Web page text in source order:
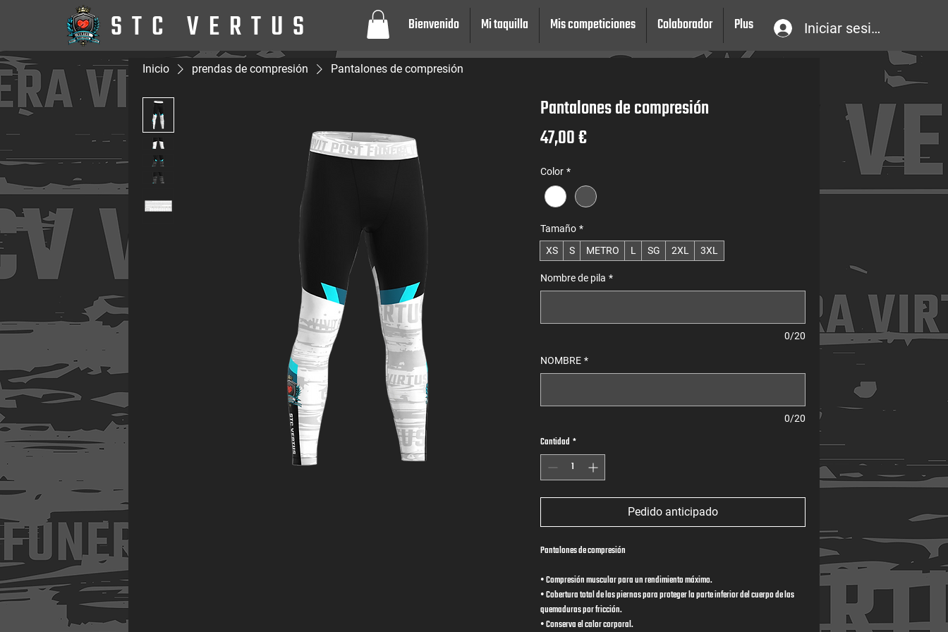
STC VERTUS Bienvenido Mi taquilla Mis competiciones Colaborador Plus Iniciar sesión
Inicio prendas de compresión Pantalones de compresión
Pantalones de compresión
47,00 €Precio
Color *
Tamaño *
XS
S METRO L SG 2XL 3XL
Nombre de pila *
0/20
NOMBRE *
0/20
Cantidad *
Pedido anticipado
Pantalones de compresión
• Compresión muscular para un rendimiento máximo.
• Cobertura total de las piernas para proteger la parte inferior del cuerpo de las
quemaduras por fricción.
• Conserva el calor corporal.